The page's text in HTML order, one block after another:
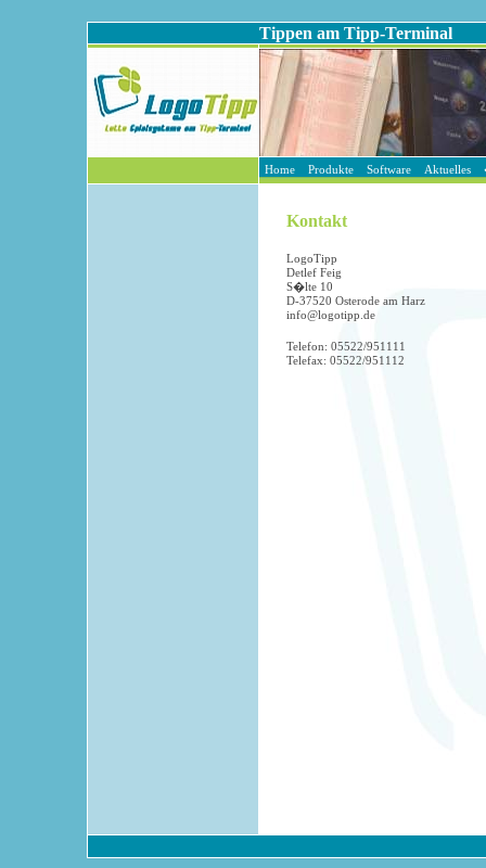
Tippen am Tipp-Terminal
Home Produkte Software Aktuelles
Kontakt
LogoTipp
Detlef Feig
S�lte 10
D-37520 Osterode am Harz
info@logotipp.de
Telefon: 05522/951111
Telefax: 05522/951112